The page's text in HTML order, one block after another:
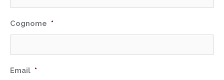
Cognome *
Email *